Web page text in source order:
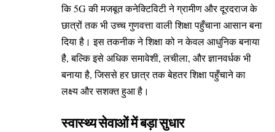
कि 5G की मजबूत कनेक्टिविटी ने ग्रामीण और दूरदराज के
छात्रों तक भी उच्च गुणवत्ता वाली शिक्षा पहुँचाना आसान बना
दिया है। इस तकनीक ने शिक्षा को न केवल आधुनिक बनाया
है, बल्कि इसे अधिक समावेशी, लचीला, और ज्ञानवर्धक भी
बनाया है, जिससे हर छात्र तक बेहतर शिक्षा पहुँचाने का
लक्ष्य और सशक्त हुआ है।
स्वास्थ्य सेवाओं में बड़ा सुधार